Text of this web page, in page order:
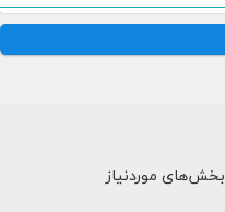
بخش‌های موردنیاز